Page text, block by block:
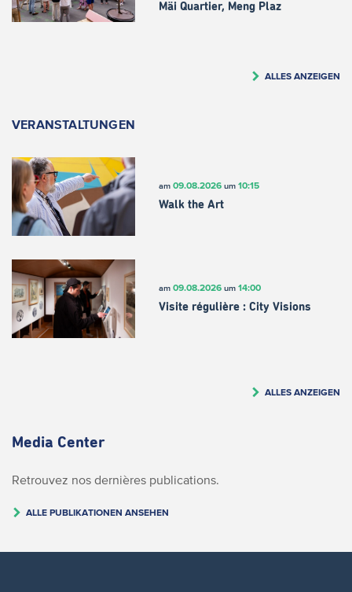
Mäi Quartier, Meng Plaz
ALLES ANZEIGEN
VERANSTALTUNGEN
am 09.08.2026um 10:15
Walk the Art
am 09.08.2026um 14:00
Visite régulière : City Visions
ALLES ANZEIGEN
Media Center
Retrouvez nos dernières publications.
ALLE PUBLIKATIONEN ANSEHEN